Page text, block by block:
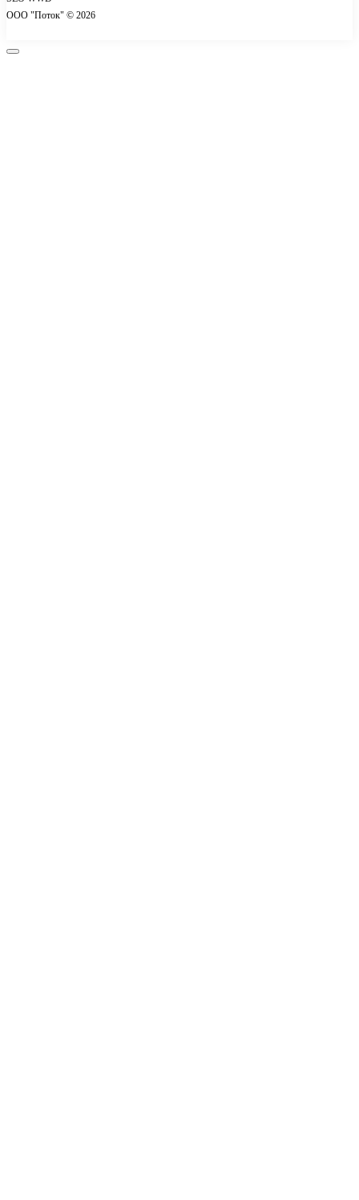
Контакты
ООО "Поток" © 2026